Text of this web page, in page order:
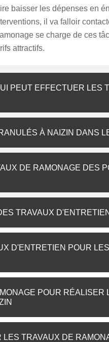
baisser les dépenses en
il va falloir
se charge de ces
attractifs.
PEUT EFFECTUER LES
À NAIZIN DANS
DE RAMONAGE DES
TRAVAUX
D'ENTRETIEN POUR
POUR RÉALISER
TRAVAUX DE